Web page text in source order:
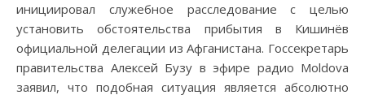
инициировал служебное расследование с целью
установить обстоятельства прибытия в Кишинёв
официальной делегации из Афганистана. Госсекретарь
правительства Алексей Бузу в эфире радио Moldova
заявил, что подобная ситуация является абсолютно